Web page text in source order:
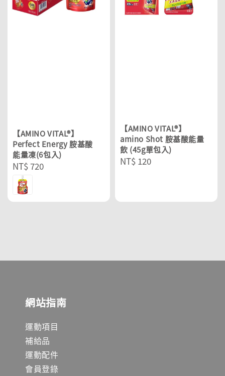
【AMINO VITAL®】
Perfect Energy 胺基酸
能量凍(6包入)
Regular
price
NT$ 720
【AMINO VITAL®】
amino Shot 胺基酸能量
飲 (45g單包入)
Regular
NT$ 120
網站指南
運動項目
補給品
運動配件
會員登錄